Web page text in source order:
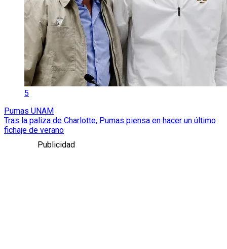
5
Pumas UNAM
Tras la paliza de Charlotte, Pumas piensa en hacer un último
fichaje de verano
Publicidad